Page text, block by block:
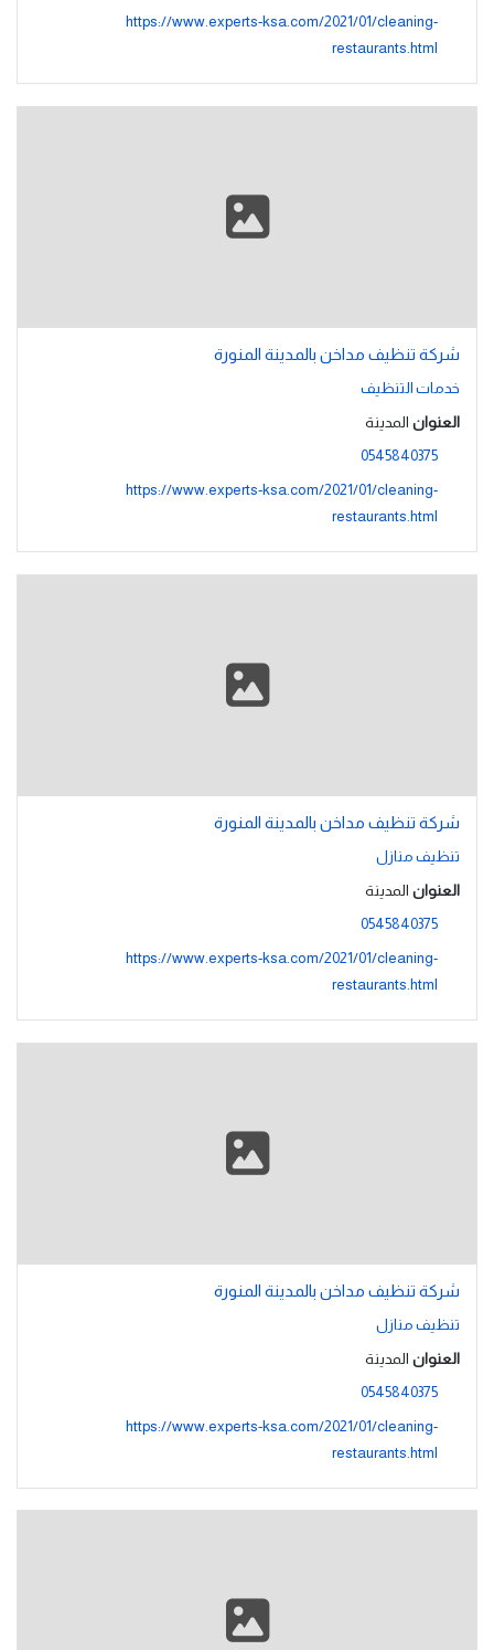
https://www.experts-ksa.com/2021/01/cleaning-
restaurants.html
شركة تنظيف مداخن بالمدينة المنورة
خدمات التنظيف
العنوان المدينة
0545840375
https://www.experts-ksa.com/2021/01/cleaning-
restaurants.html
شركة تنظيف مداخن بالمدينة المنورة
تنظيف منازل
العنوان المدينة
0545840375
https://www.experts-ksa.com/2021/01/cleaning-
restaurants.html
شركة تنظيف مداخن بالمدينة المنورة
تنظيف منازل
العنوان المدينة
0545840375
https://www.experts-ksa.com/2021/01/cleaning-
restaurants.html